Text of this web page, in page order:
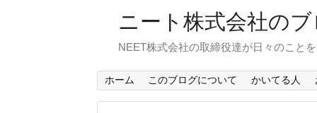
ニート株式会社の
NEET株式会社の取締役達が日々のこと
ホーム このブログについて かいてる人